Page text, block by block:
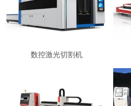
数控激光切割机